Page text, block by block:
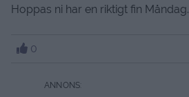
Hoppas ni har en riktigt fin Måndag.
0